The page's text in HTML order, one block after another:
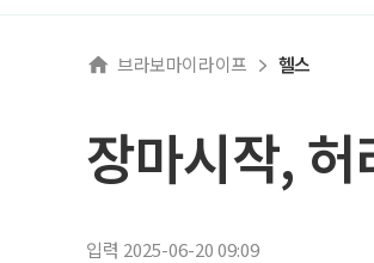
브라보마이라이프 헬스
장마시작,
입력 2025-06-20 09:09